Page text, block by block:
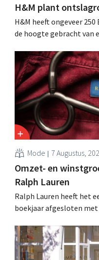
H&M plant
H&M heeft ongeveer
de hoogte gebracht van
sanering volgt op
en Spanje waarbij al
Mode 7 Augustus,
Omzet- en
Ralph Lauren
Ralph Lauren heeft het
boekjaar afgesloten
is dan een jaar eerder.
verhoogt het bedrijf
volledige boekjaar.